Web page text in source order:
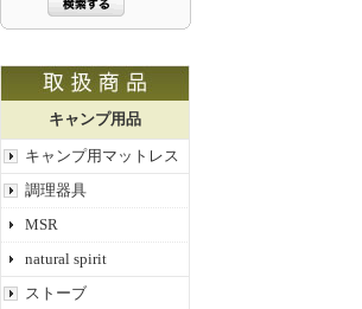
キャンプ用品
キャンプ用マットレス
調理器具
MSR
natural spirit
ストーブ